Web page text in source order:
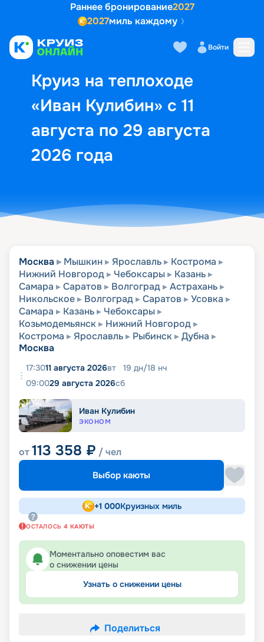
Раннее бронирование2027
2027миль каждому
Войти
Круиз на теплоходе
«Иван Кулибин» с 11
августа по 29 августа
2026 года
Выбор кают Маршрут и
Москва Мышкин Ярославль
Кострома
Нижний Новгород
Чебоксары
Казань
Самара
Саратов Волгоград
Астрахань
Никольское
Волгоград Саратов
Усовка
Самара
Казань
Чебоксары
Козьмодемьянск
Нижний Новгород
Кострома
Ярославль Рыбинск
Дубна
Москва
17:3011 августа 2026вт 19 дн/18 нч
09:0029 августа 2026сб
Иван Кулибин
ЭКОНОМ
от113 358 ₽ / чел
Выбор каюты
+1 000Круизных миль
ОСТАЛОСЬ 4 КАЮТЫ
Моментально оповестим вас
о снижении цены
Узнать о снижении цены
Поделиться